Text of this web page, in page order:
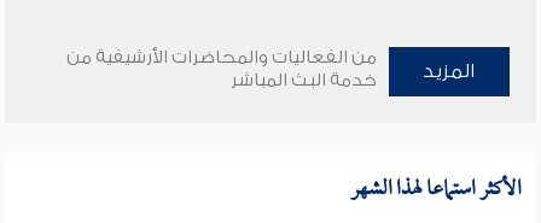
المزيد
من الفعاليات والمحاضرات الأرشيفية من
خدمة البث المباشر
الأكثر استماعا لهذا الشهر